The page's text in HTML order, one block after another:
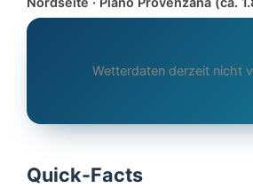
Wetterdaten derzeit nicht
Quick-Facts